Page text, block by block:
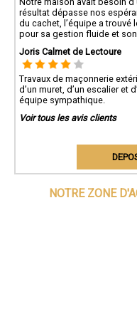
résultat dépasse nos
du cachet, l’équipe a trouvé
pour sa gestion fluide et
Joris Calmet de Lectoure
Travaux de maçonnerie
d’un muret, d’un escalier et
équipe sympathique.
Voir tous les avis clients
NOTRE ZONE